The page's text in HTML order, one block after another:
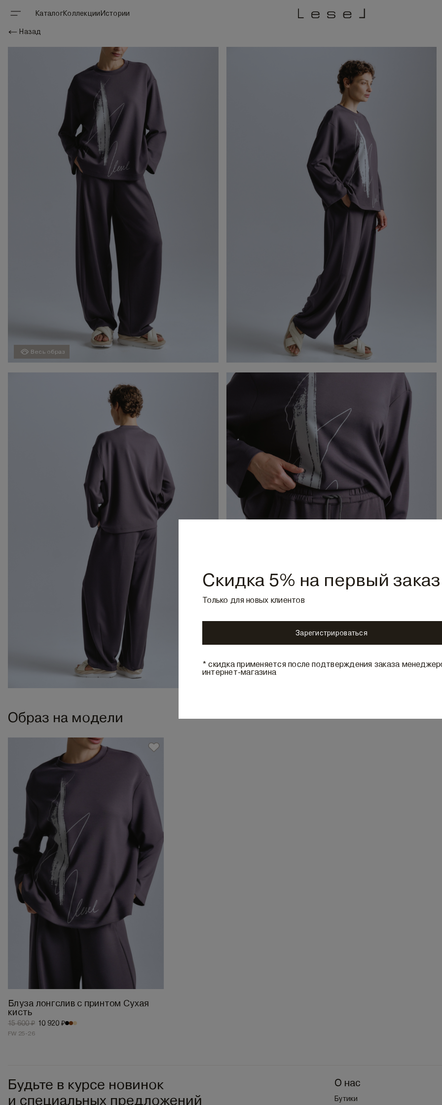
КаталогКоллекции Истории
Назад
Весь образ
Образ на модели
Блуза лонгслив с принтом Сухая
кисть
15 600 ₽ 10 920 ₽
FW 25-26
Будьте в курсе новинок
и специальных предложений
О нас
Бутики
Скидка 5% на первый заказ
Только для новых клиентов
Зарегистрироваться
* скидка применяется после подтверждения заказа
интернет-магазина